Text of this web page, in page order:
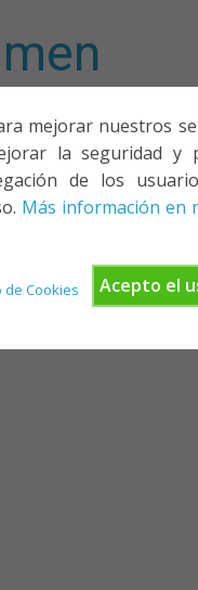
mejorar nuestros
la seguridad y
de los
Más información en
Acepto el
de Cookies
¿QUIÉNES SOMOS?